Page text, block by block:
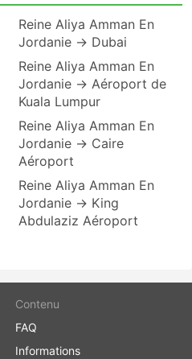
Reine Aliya Amman En
Jordanie → Dubai
Reine Aliya Amman En
Jordanie → Aéroport de
Kuala Lumpur
Reine Aliya Amman En
Jordanie → Caire
Aéroport
Reine Aliya Amman En
Jordanie → King
Abdulaziz Aéroport
Contenu
FAQ
Informations